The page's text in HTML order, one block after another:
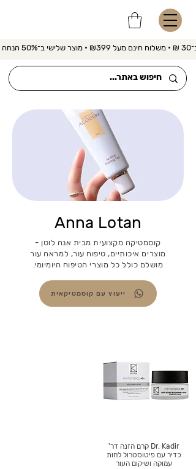
הנחה
Anna Lotan
קוסמטיקה מקצועית מבית אנה לוטן -
מוצרים איכותיים, טיפוח עור, למראה עור
מושלם כולל כל מוצרי הטיפוח היומיומי.
ייעוץ עם קוסמטיקאית
Dr. Kadir קרם הזנה דר'
כדיר עם פיטוסטרול לחות
עמוקה ושיקום העור